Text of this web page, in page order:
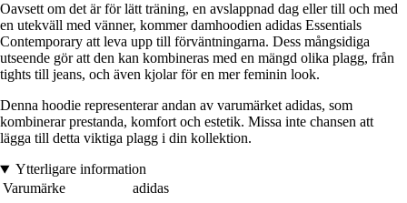
Oavsett om det är för lätt träning, en avslappnad dag eller till och med
en utekväll med vänner, kommer damhoodien adidas Essentials
Contemporary att leva upp till förväntningarna. Dess mångsidiga
utseende gör att den kan kombineras med en mängd olika plagg, från
tights till jeans, och även kjolar för en mer feminin look.
Denna hoodie representerar andan av varumärket adidas, som
kombinerar prestanda, komfort och estetik. Missa inte chansen att
lägga till detta viktiga plagg i din kollektion.
Ytterligare information
Varumärke
adidas